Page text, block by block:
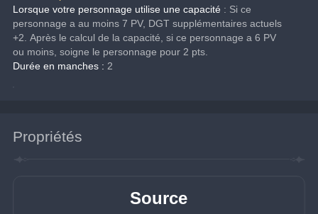
Lorsque votre personnage utilise une capacité : Si ce
personnage a au moins 7 PV, DGT supplémentaires actuels
+2. Après le calcul de la capacité, si ce personnage a 6 PV
ou moins, soigne le personnage pour 2 pts.
Durée en manches : 2
Propriétés
Source